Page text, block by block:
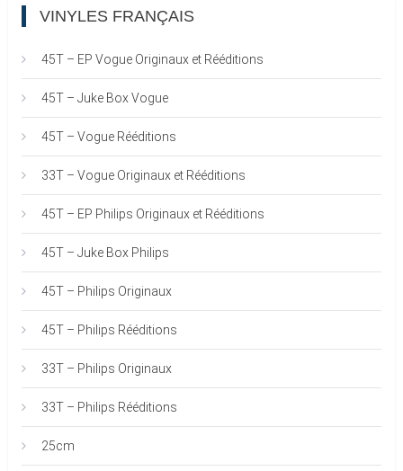
VINYLES FRANÇAIS
45T – EP Vogue Originaux et Rééditions
45T – Juke Box Vogue
45T – Vogue Rééditions
33T – Vogue Originaux et Rééditions
45T – EP Philips Originaux et Rééditions
45T – Juke Box Philips
45T – Philips Originaux
45T – Philips Rééditions
33T – Philips Originaux
33T – Philips Rééditions
25cm